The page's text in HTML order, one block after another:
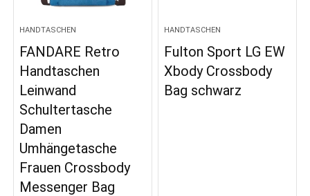
HANDTASCHEN
FANDARE Retro
Handtaschen
Leinwand
Schultertasche
Damen
Umhängetasche
Frauen Crossbody
Messenger Bag
HANDTASCHEN
Fulton Sport LG EW
Xbody Crossbody
Bag schwarz